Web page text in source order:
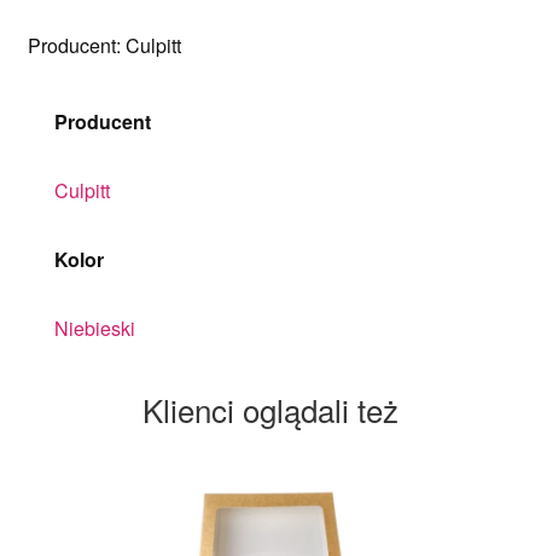
Producent: Culpitt
Producent
Culpitt
Kolor
Niebieski
Klienci oglądali też